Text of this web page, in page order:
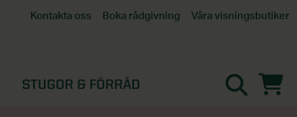
Kontakta oss Boka rådgivning Våra visningsbutiker
Göteborg
STUGOR & FÖRRÅD